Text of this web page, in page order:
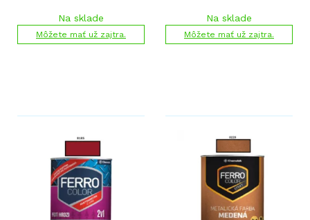
Na sklade
Môžete mať už zajtra.
Na sklade
Môžete mať už zajtra.